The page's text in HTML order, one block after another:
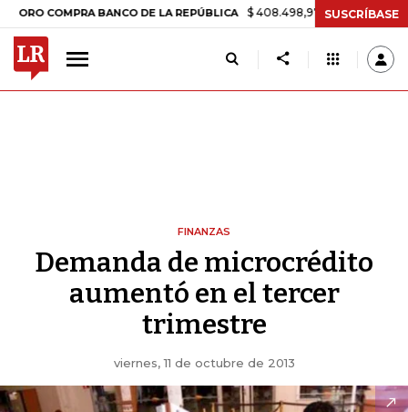
COMPRA BANCO DE LA REPÚBLICA $ 408.498,97 +$ 8.753,81 +2,19%
SUSCRÍBASE
FINANZAS
Demanda de microcrédito
aumentó en el tercer
trimestre
viernes, 11 de octubre de 2013